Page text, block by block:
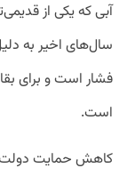
آبی که یکی از
سال‌های اخیر به
فشار است و برای
است.
کاهش حمایت دولت